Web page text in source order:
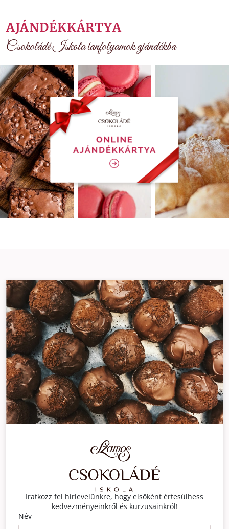
AJÁNDÉKKÁRTYA
Csokoládé Iskola tanfolyamok ajándékba
Iratkozz fel hírlevelünkre, hogy elsőként értesülhess
kedvezményeinkről és kurzusainkról!
Név